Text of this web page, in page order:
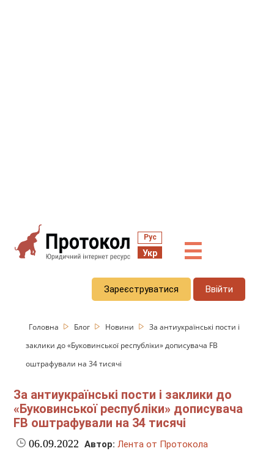
Рус
Укр ☰
Зареєструватися Ввійти
Головна Блог Новини
За антиукраїнські пости і
заклики до «Буковинської республіки» дописувача FB
оштрафували на 34 тисячі
За антиукраїнські пости і заклики до
«Буковинської республіки» дописувача
FB оштрафували на 34 тисячі
06.09.2022 Автор: Лента от Протокола